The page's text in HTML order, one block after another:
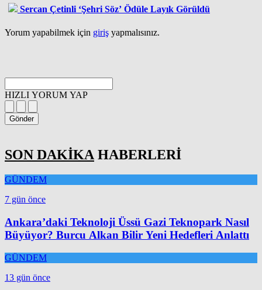
Sercan Çetinli ‘Şehri Söz’ Ödüle Layık Görüldü
Yorum yapabilmek için giriş yapmalısınız.
HIZLI YORUM YAP
Gönder
SON DAKİKA HABERLERİ
GÜNDEM
7 gün önce
Ankara’daki Teknoloji Üssü Gazi Teknopark Nasıl
Büyüyor? Burcu Alkan Bilir Yeni Hedefleri Anlattı
GÜNDEM
13 gün önce